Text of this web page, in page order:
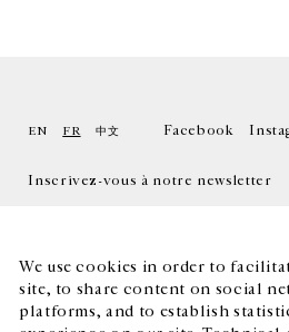
We use cookies in order to
site, to share content on social
platforms, and to establish
EN FR 中文 Facebook
Inscrivez-vous à notre newsletter